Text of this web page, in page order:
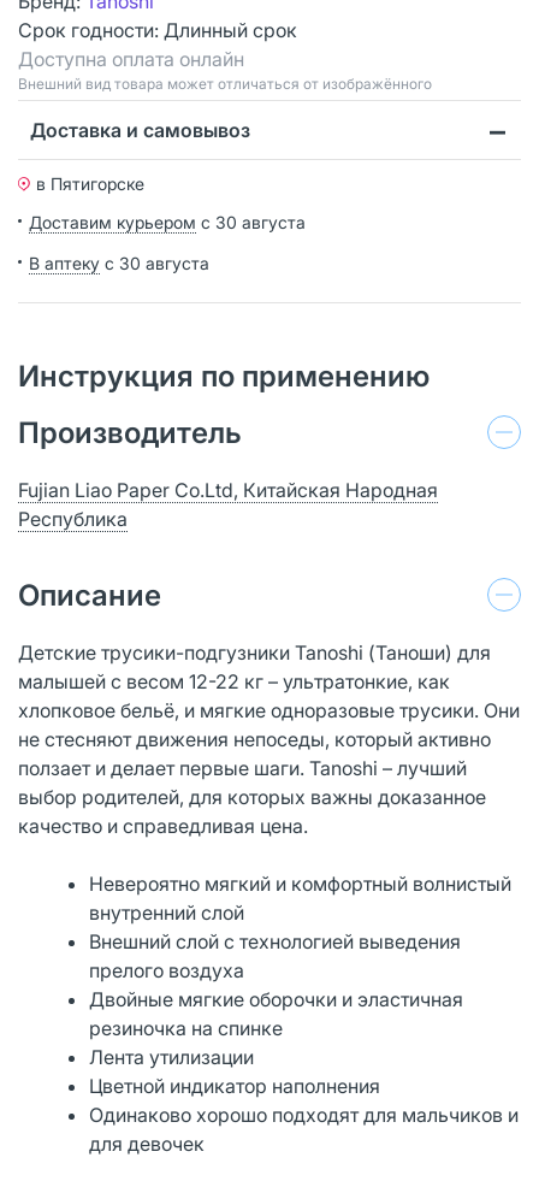
Срок годности: Длинный срок
Доступна оплата онлайн
Bнешний вид товара может отличаться от изображённого
Доставка и самовывоз
в Пятигорске
Доставим курьером с 30 августа
В аптеку с 30 августа
Инструкция по применению
Производитель
Fujian Liao Paper Co.Ltd, Китайская Народная
Республика
Описание
Детские трусики-подгузники Tanoshi (Таноши) для
малышей с весом 12-22 кг – ультратонкие, как
хлопковое бельё, и мягкие одноразовые трусики. Они
не стесняют движения непоседы, который активно
ползает и делает первые шаги. Tanoshi – лучший
выбор родителей, для которых важны доказанное
качество и справедливая цена.
Невероятно мягкий и комфортный волнистый
внутренний слой
Внешний слой с технологией выведения
прелого воздуха
Двойные мягкие оборочки и эластичная
резиночка на спинке
Лента утилизации
Цветной индикатор наполнения
Одинаково хорошо подходят для мальчиков и
для девочек